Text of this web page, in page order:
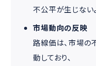
不公平が生じない
市場動向の反映
路線価は、市場
動しており、